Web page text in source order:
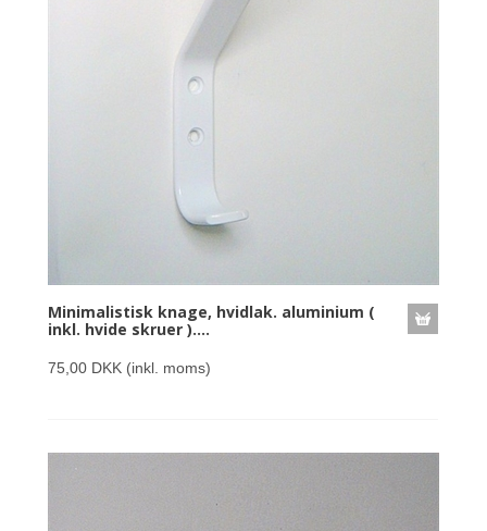
Minimalistisk knage, hvidlak. aluminium (
inkl. hvide skruer )....
75,00 DKK (inkl. moms)